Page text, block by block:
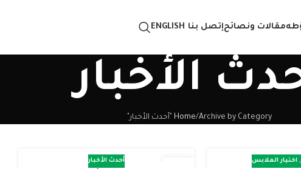
مقالات ونصائحإتصل بنا ENGLISH
الأخبار
Home Archive by Category "أحدث الأخبار"
, اختيار الملابس أحدث الأخبار